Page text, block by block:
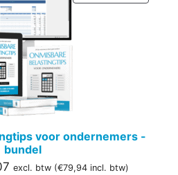
IN
voor ondernemers -
bundel
Huidige
excl. btw (€79,94incl. btw)